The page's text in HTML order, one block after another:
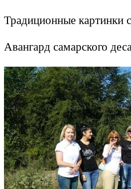
Традиционные картинки
Авангард самарского